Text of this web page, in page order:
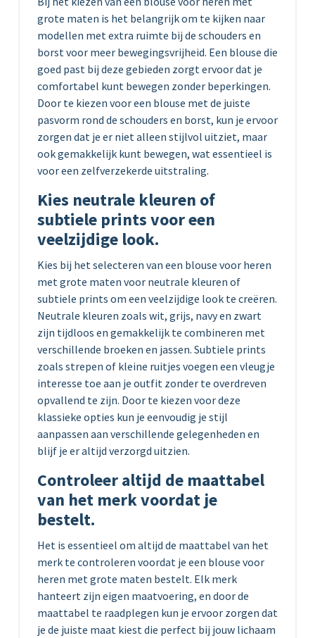
grote maten is het belangrijk om te kijken naar
modellen met extra ruimte bij de schouders en
borst voor meer bewegingsvrijheid. Een blouse die
goed past bij deze gebieden zorgt ervoor dat je
comfortabel kunt bewegen zonder beperkingen.
Door te kiezen voor een blouse met de juiste
pasvorm rond de schouders en borst, kun je ervoor
zorgen dat je er niet alleen stijlvol uitziet, maar
ook gemakkelijk kunt bewegen, wat essentieel is
voor een zelfverzekerde uitstraling.
Kies neutrale kleuren of
subtiele prints voor een
veelzijdige look.
Kies bij het selecteren van een blouse voor heren
met grote maten voor neutrale kleuren of
subtiele prints om een veelzijdige look te creëren.
Neutrale kleuren zoals wit, grijs, navy en zwart
zijn tijdloos en gemakkelijk te combineren met
verschillende broeken en jassen. Subtiele prints
zoals strepen of kleine ruitjes voegen een vleugje
interesse toe aan je outfit zonder te overdreven
opvallend te zijn. Door te kiezen voor deze
klassieke opties kun je eenvoudig je stijl
aanpassen aan verschillende gelegenheden en
blijf je er altijd verzorgd uitzien.
Controleer altijd de maattabel
van het merk voordat je
bestelt.
Het is essentieel om altijd de maattabel van het
merk te controleren voordat je een blouse voor
heren met grote maten bestelt. Elk merk
hanteert zijn eigen maatvoering, en door de
maattabel te raadplegen kun je ervoor zorgen dat
je de juiste maat kiest die perfect bij jouw lichaam